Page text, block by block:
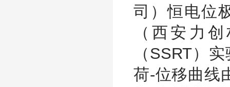
司）恒电位
（西安力
（SSRT）
荷-位移曲线